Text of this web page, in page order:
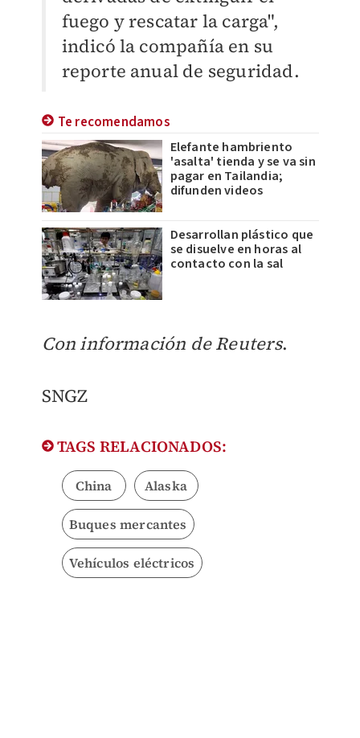
fuego y rescatar la carga",
indicó la compañía en su
reporte anual de seguridad.
Te recomendamos
Elefante hambriento
'asalta' tienda y se va sin
pagar en Tailandia;
difunden videos
Desarrollan plástico que
se disuelve en horas al
contacto con la sal
Con información de Reuters.
​SNGZ
TAGS RELACIONADOS:
China Alaska
Buques mercantes
Vehículos eléctricos